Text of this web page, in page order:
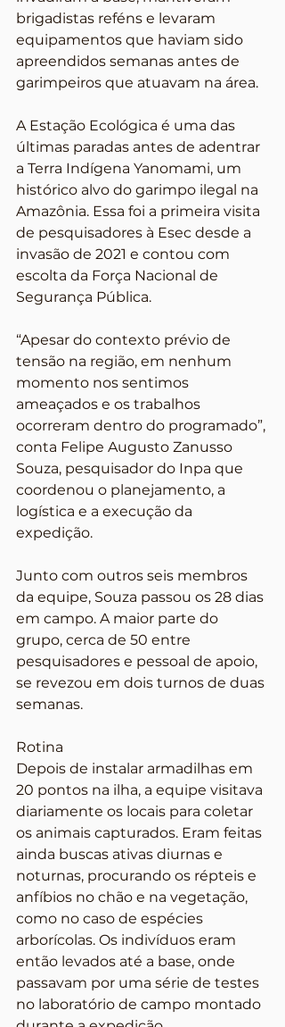
brigadistas reféns e levaram
equipamentos que haviam sido
apreendidos semanas antes de
garimpeiros que atuavam na área.
A Estação Ecológica é uma das
últimas paradas antes de adentrar
a Terra Indígena Yanomami, um
histórico alvo do garimpo ilegal na
Amazônia. Essa foi a primeira visita
de pesquisadores à Esec desde a
invasão de 2021 e contou com
escolta da Força Nacional de
Segurança Pública.
“Apesar do contexto prévio de
tensão na região, em nenhum
momento nos sentimos
ameaçados e os trabalhos
ocorreram dentro do programado”,
conta Felipe Augusto Zanusso
Souza, pesquisador do Inpa que
coordenou o planejamento, a
logística e a execução da
expedição.
Junto com outros seis membros
da equipe, Souza passou os 28 dias
em campo. A maior parte do
grupo, cerca de 50 entre
pesquisadores e pessoal de apoio,
se revezou em dois turnos de duas
semanas.
Rotina
Depois de instalar armadilhas em
20 pontos na ilha, a equipe visitava
diariamente os locais para coletar
os animais capturados. Eram feitas
ainda buscas ativas diurnas e
noturnas, procurando os répteis e
anfíbios no chão e na vegetação,
como no caso de espécies
arborícolas. Os indivíduos eram
então levados até a base, onde
passavam por uma série de testes
no laboratório de campo montado